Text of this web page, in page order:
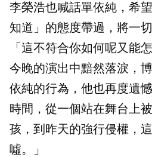
李榮浩也喊話單依純，希
知道」的態度帶過，將一
「這不符合你如何呢又能
今晚的演出中黯然落淚，
依純的行為，他也再度遺
時間，從一個站在舞台上
孩，到昨天的強行侵權，
噓。」